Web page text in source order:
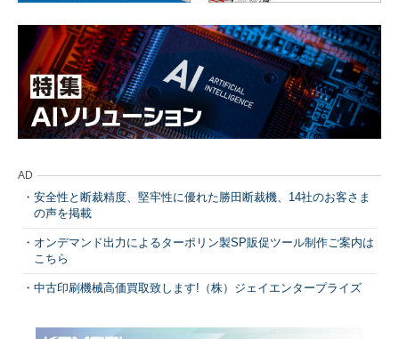
AD
安全性と断裁精度、堅牢性に優れた勝田断裁機、14社のお客さま
の声を掲載
オンデマンド出力によるターポリン製SP販促ツール制作ご案内は
こちら
中古印刷機械高価買取致します!（株）ジェイエンタープライズ